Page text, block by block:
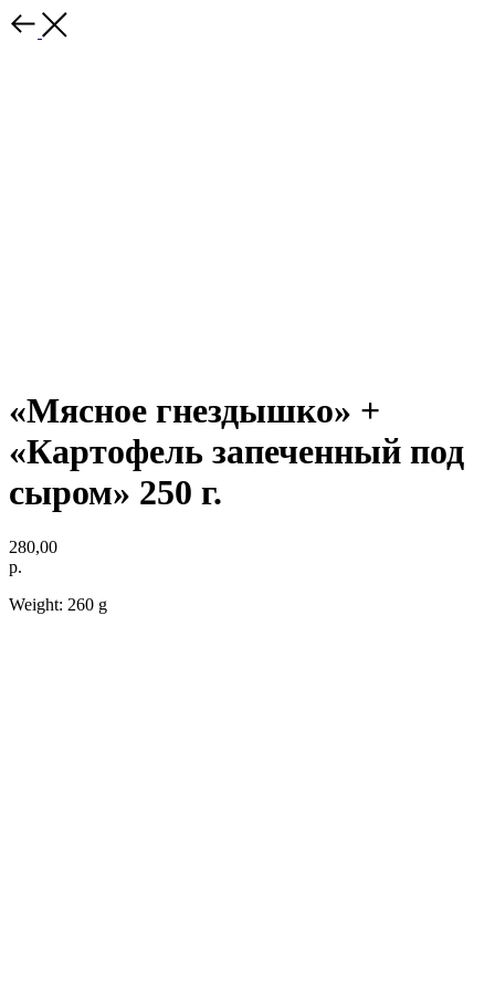
«Мясное гнездышко» +
«Картофель запеченный под
сыром» 250 г.
280,00
р.
Weight: 260 g